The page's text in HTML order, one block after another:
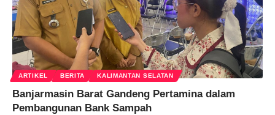
ARTIKEL BERITA KALIMANTAN SELATAN
Banjarmasin Barat Gandeng Pertamina dalam
Pembangunan Bank Sampah